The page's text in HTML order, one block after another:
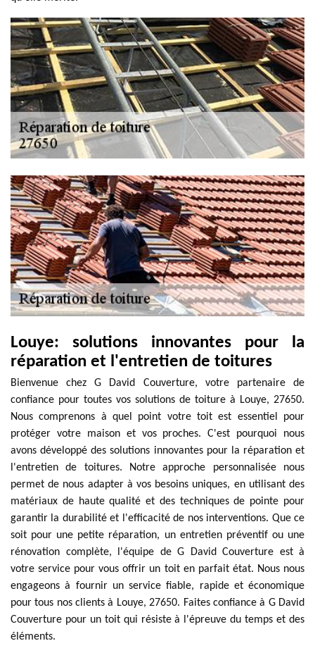
Louye: solutions innovantes pour la
réparation et l'entretien de toitures
Bienvenue chez G David Couverture, votre partenaire de
confiance pour toutes vos solutions de toiture à Louye, 27650.
Nous comprenons à quel point votre toit est essentiel pour
protéger votre maison et vos proches. C'est pourquoi nous
avons développé des solutions innovantes pour la réparation et
l'entretien de toitures. Notre approche personnalisée nous
permet de nous adapter à vos besoins uniques, en utilisant des
matériaux de haute qualité et des techniques de pointe pour
garantir la durabilité et l'efficacité de nos interventions. Que ce
soit pour une petite réparation, un entretien préventif ou une
rénovation complète, l'équipe de G David Couverture est à
votre service pour vous offrir un toit en parfait état. Nous nous
engageons à fournir un service fiable, rapide et économique
pour tous nos clients à Louye, 27650. Faites confiance à G David
Couverture pour un toit qui résiste à l'épreuve du temps et des
éléments.